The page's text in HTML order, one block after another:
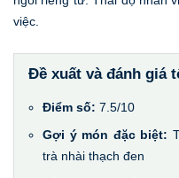
việc.
Đề xuất và đánh giá
Điểm số: 7.5/10
Gợi ý món đặc biệt:
trà nhài thạch đen